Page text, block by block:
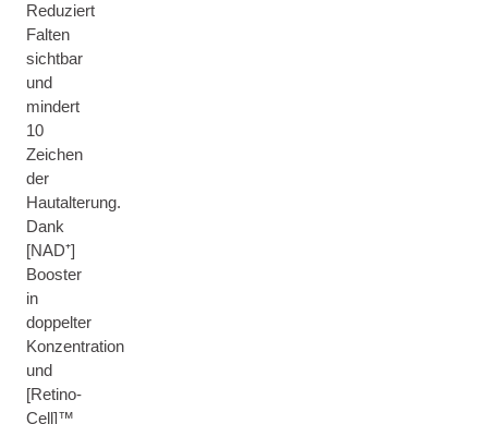
Reduziert
Falten
sichtbar
und
mindert
10
Zeichen
der
Hautalterung.
Dank
[NAD⁺]
Booster
in
doppelter
Konzentration
und
[Retino-
Cell]™